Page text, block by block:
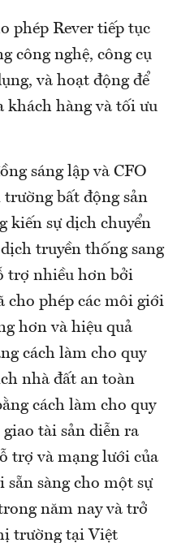
phép Rever tiếp tục
công nghệ, công cụ
và hoạt động để
khách hàng và tối ưu
sáng lập và CFO
bất động sản
kiến sự dịch chuyển
truyền thống sang
trợ nhiều hơn bởi
cho phép các môi giới
hơn và hiệu quả
cách làm cho quy
nhà đất an toàn
cách làm cho quy
tài sản diễn ra
trợ và mạng lưới của
sẵn sàng cho một sự
năm nay và trở
trường tại Việt